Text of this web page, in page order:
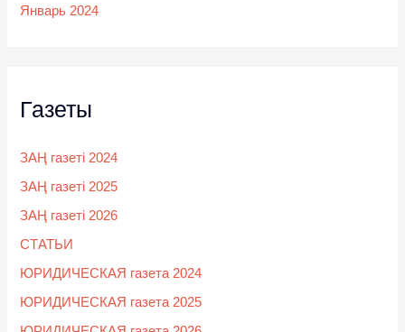
Январь 2024
Газеты
ЗАҢ газеті 2024
ЗАҢ газеті 2025
ЗАҢ газеті 2026
СТАТЬИ
ЮРИДИЧЕСКАЯ газета 2024
ЮРИДИЧЕСКАЯ газета 2025